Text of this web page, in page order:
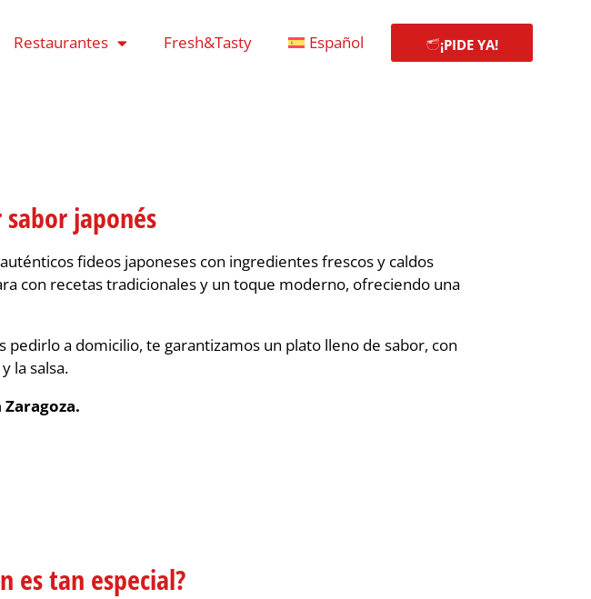
Restaurantes Fresh&Tasty Español ¡PIDE YA!
japonés
fideos japoneses con ingredientes frescos y caldos
con recetas tradicionales y un toque moderno, ofreciendo una
pedirlo a domicilio, te garantizamos un plato lleno de sabor, con
la salsa.
es tan especial?